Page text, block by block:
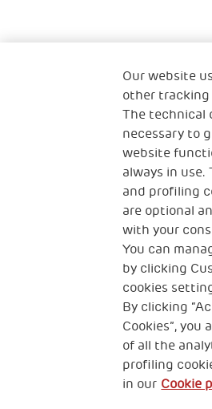
Qui sommes-nous ?
Programme Famille
The Human Safety
NOUS
89 RUE TAITBOUT
Our website
other
The technical
necessary to
website
always in use.
and profiling
are optional
with your
You can
by clicking
cookies
By clicking
Cookies”, you
of all the
profiling
in our Cookie